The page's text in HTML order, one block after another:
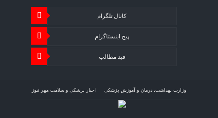
کانال تلگرام
پیج اینستاگرام
فید مطالب
وزارت بهداشت، درمان و آموزش پزشکی اخبار پزشکی و سلامت مهر نیوز
اخبار اقتصاد سلامت اقتصاد آنلاین